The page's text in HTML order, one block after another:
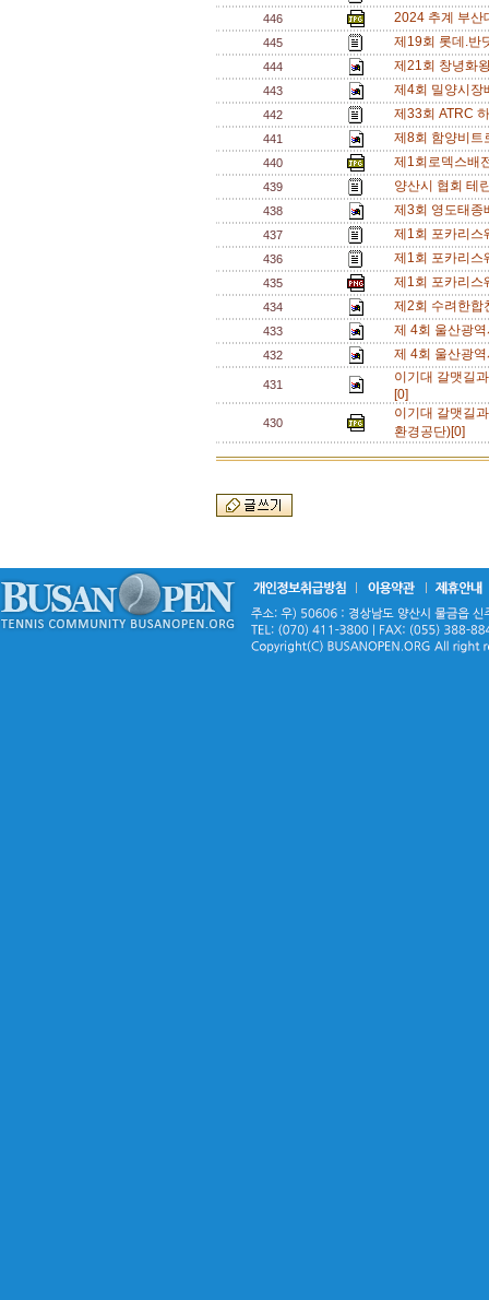
446 2024 추계 부
445 제19회 롯데.반
444 제21회 창녕화
443 제4회 밀양시
442 제33회 ATRC
441 제8회 함양비
440 제1회로덱스배
439 양산시 협회 테
438 제3회 영도태
437 제1회 포카리스
436 제1회 포카리스
435 제1회 포카리스
434 제2회 수려한
433 제 4회 울산광
432 제 4회 울산광
431
이기대 갈맷길
[0]
430
이기대 갈맷길
환경공단)[0]